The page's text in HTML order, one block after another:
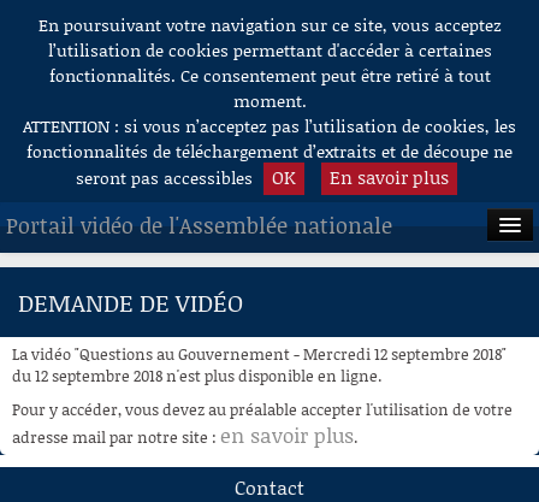
Aller au contenu
En poursuivant votre navigation sur ce site, vous acceptez
l’utilisation de cookies permettant d'accéder à certaines
fonctionnalités. Ce consentement peut être retiré à tout
moment.
ATTENTION : si vous n’acceptez pas l’utilisation de cookies, les
fonctionnalités de téléchargement d’extraits et de découpe ne
seront pas accessibles
OK En savoir plus
Portail vidéo de l'Assemblée nationale
ACCUEIL
À LA DEMANDE
RECHERCHE
AIDE À LA DÉCOUPE
DEMANDE DE VIDÉO
La vidéo "Questions au Gouvernement - Mercredi 12 septembre 2018"
du 12 septembre 2018 n'est plus disponible en ligne.
Pour y accéder, vous devez au préalable accepter l'utilisation de votre
adresse mail par notre site : en savoir plus.
Contact